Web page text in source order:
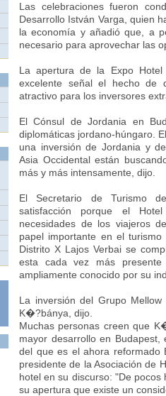
Las celebraciones fueron
Desarrollo István Varga, quien
la economía y añadió que, a
necesario para aprovechar las
La apertura de la Expo
excelente señal el hecho de
atractivo para los inversores
El Cónsul de Jordania en
diplomáticas jordano-húngaro.
una inversión de Jordania y
Asia Occidental están
más y más intensamente, dijo.
El Secretario de Turismo
satisfacción porque el
necesidades de los viajeros
papel importante en el
Distrito X Lajos Verbai se
esta cada vez más
ampliamente conocido por su
La inversión del Grupo
K�?bánya, dijo.
Muchas personas creen que
mayor desarrollo en
del que es el ahora reformado
presidente de la Asociación de
hotel en su discurso: "De
su apertura que existe un